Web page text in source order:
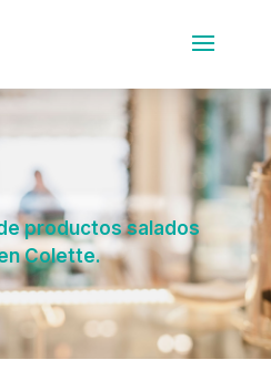
productos salados
Colette.